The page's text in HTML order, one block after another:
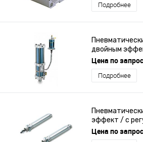
Подробнее
двойным
отдельным
Цена по
Подробнее
эффект / с
Цена по